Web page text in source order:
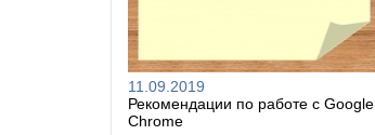
11.09.2019
Рекомендации по работе с Google
Chrome